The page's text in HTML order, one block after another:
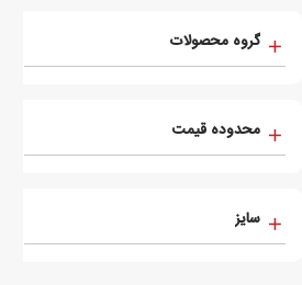
گروه محصولات
محدوده قیمت
سایز